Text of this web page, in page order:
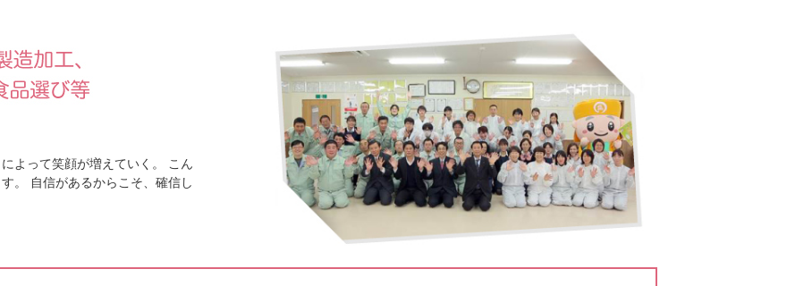
例発表で表彰
こんにちは。中田です。弊社で所属している長野法人会の青年部健康経営委員会例
会にて健康経営の取組み事例発表を３社が行い、全国大会に向けて会員の皆さんに
投票いただくシステムで今回、最多票ということで最優 ...続きはこちら
行いました
こんにちは。中田です。長野県信濃町はようやく桜が咲き始めましたよ。 会社の周
りには創業時から１０年ごとに記念樹として桜を植樹してきておりましたが２０１
９年の台風により会社前の山々が荒れてしまったので ...
よって笑顔が増えていく。 こん
。 自信があるからこそ、確信し